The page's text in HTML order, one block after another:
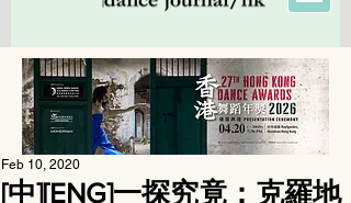
[中][ENG]一探究竟：克羅地
Feb 10, 2020